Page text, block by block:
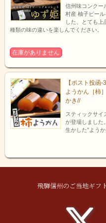
信州味コンクー
村産 柚子ピー
した、とても上
種類の味の違いを楽しんでください。
在庫がありません
【ポスト投函
ようかん［柿
かき//
スティックサイ
が登場しました
生かした”ようか
飛騨信州のご当地ギフ